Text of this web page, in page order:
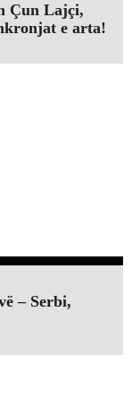
Çun Lajçi,
e arta!￼
– Serbi,